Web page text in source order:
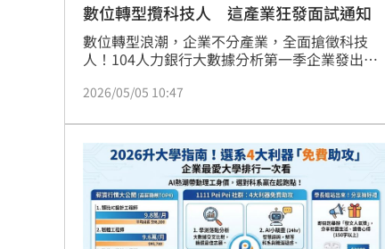
數位轉型攬科技人 這產業狂發面試通知
數位轉型浪潮，企業不分產業，全面搶徵科技
人！104人力銀行大數據分析第一季企業發出的
人才」面試力道強勁，其中以「建築營造及不動
搶才力道居產業之冠，廣招英雄帖的前十大產業
幾乎都是「非科技業」；而唯一科技業僅「電子
資訊／軟體／半導體業」僅排名第9。
2026/05/05 10:47